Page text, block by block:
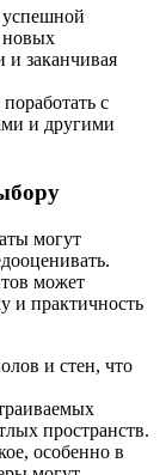
новых
и заканчивая
с
и другими
могут
может
и практичность
и стен, что
пространств.
особенно в